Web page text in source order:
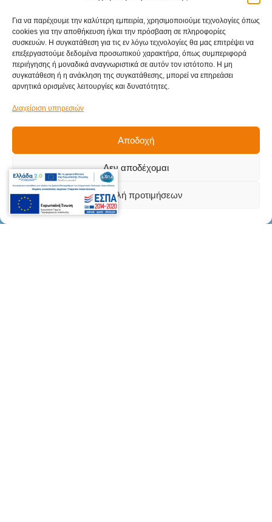
Για να παρέχουμε την καλύτερη εμπειρία, χρησιμοποιούμε τεχνολογίες όπως
cookies για την αποθήκευση ή/και την πρόσβαση σε πληροφορίες
συσκευών. Η συγκατάθεση για τις εν λόγω τεχνολογίες θα μας επιτρέψει να
επεξεργαστούμε δεδομένα προσωπικού χαρακτήρα, όπως συμπεριφορά
περιήγησης ή μοναδικά αναγνωριστικά σε αυτόν τον ιστότοπο. Η μη
συγκατάθεση ή η ανάκληση της συγκατάθεσης, μπορεί να επηρεάσει
αρνητικά ορισμένες λειτουργίες και δυνατότητες.
Διαχείριση υπηρεσιών
Αποδοχή
Δεν αποδέχομαι
Προβολή προτιμήσεων
Sitemap
Αρχική
Επικοινωνία
Στοιχεία Επικοινωνίας
Γληνού Δημήτριου 5Β, Μενεμένη,
Θεσσαλονίκη, Τ.Κ. 546 28